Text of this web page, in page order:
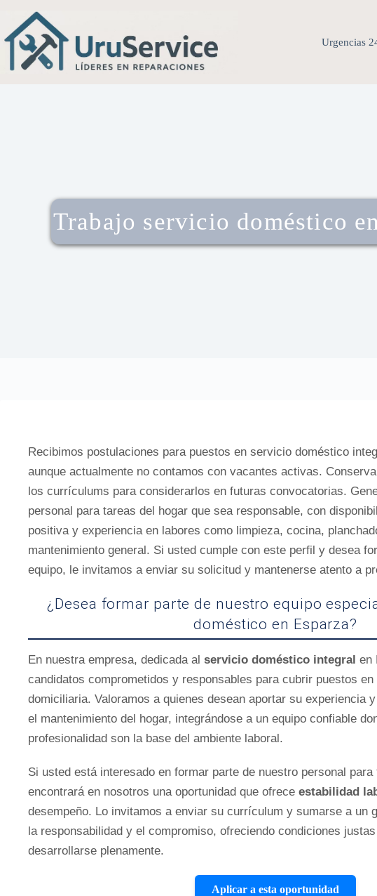
Urgencias
Trabajo servicio doméstico
Recibimos postulaciones para puestos en servicio doméstico
aunque actualmente no contamos con vacantes activas.
los currículums para considerarlos en futuras convocatorias.
personal para tareas del hogar que sea responsable, con
positiva y experiencia en labores como limpieza, cocina,
mantenimiento general. Si usted cumple con este perfil y desea
equipo, le invitamos a enviar su solicitud y mantenerse atento a
¿Desea formar parte de nuestro equipo
doméstico en Esparza?
En nuestra empresa, dedicada al servicio doméstico integral en
candidatos comprometidos y responsables para cubrir puestos
domiciliaria. Valoramos a quienes desean aportar su experiencia
el mantenimiento del hogar, integrándose a un equipo confiable
profesionalidad son la base del ambiente laboral.
Si usted está interesado en formar parte de nuestro personal para
encontrará en nosotros una oportunidad que ofrece estabilidad
desempeño. Lo invitamos a enviar su currículum y sumarse a un
la responsabilidad y el compromiso, ofreciendo condiciones
desarrollarse plenamente.
Aplicar a esta oportunidad